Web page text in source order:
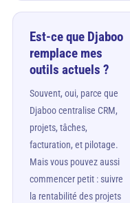
Est-ce que Djaboo
remplace mes
outils actuels ?
Souvent, oui, parce que
Djaboo centralise CRM,
projets, tâches,
facturation, et pilotage.
Mais vous pouvez aussi
commencer petit : suivre
la rentabilité des projets